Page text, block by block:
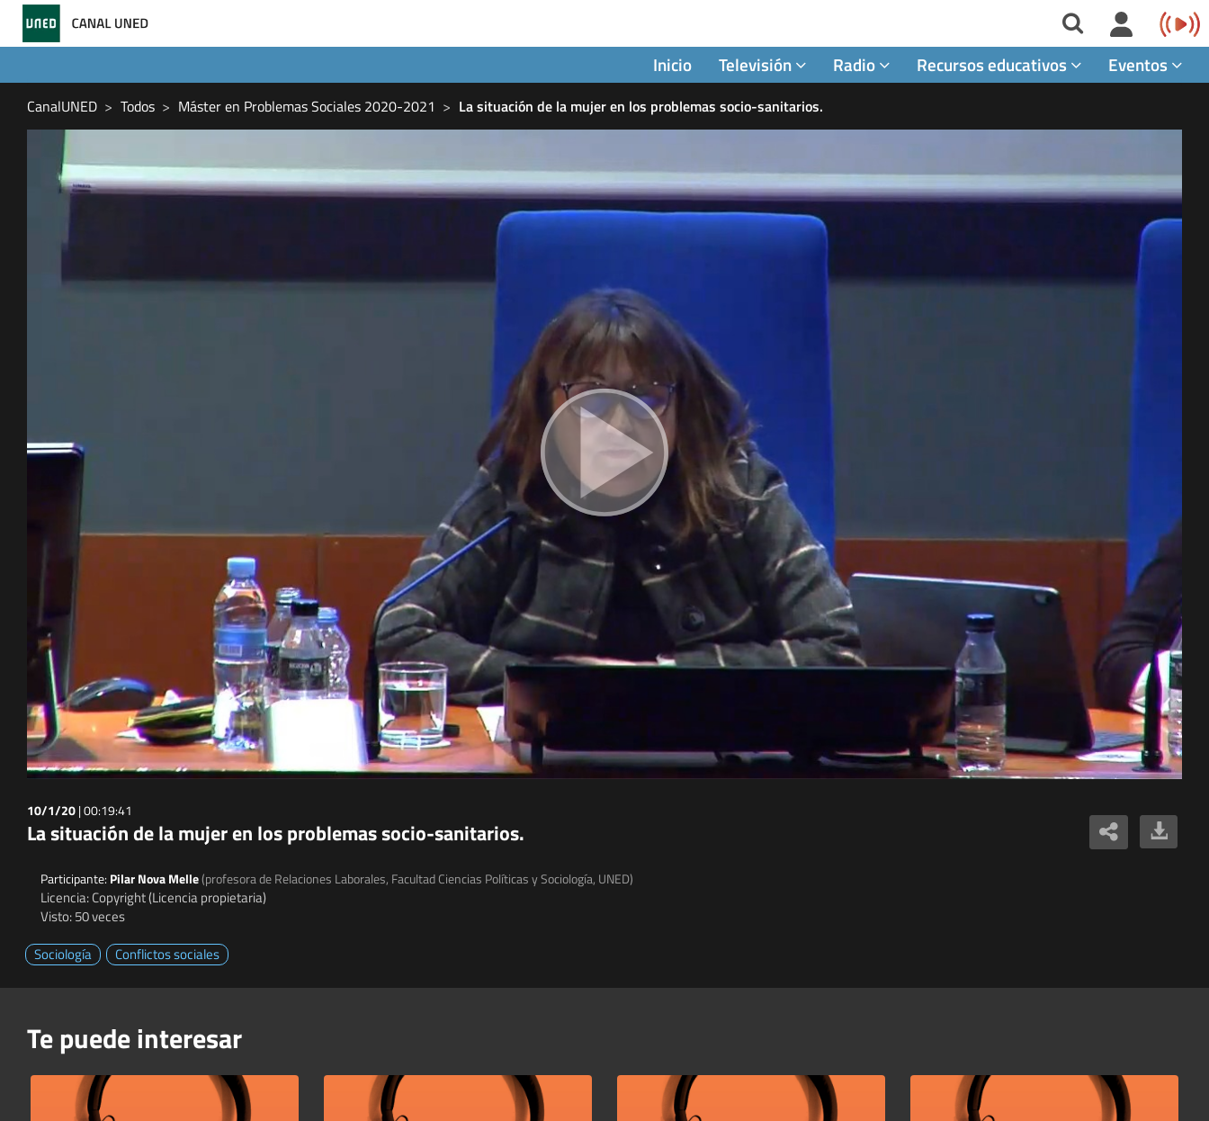
Inicio Televisión Radio Recursos educativos Eventos
CanalUNED Todos Máster en Problemas Sociales 2020-2021 La situación de la mujer en los problemas socio-sanitarios.
10/1/20|00:19:41
La situación de la mujer en los problemas socio-sanitarios.
Participante: Pilar Nova Melle(profesora de Relaciones Laborales, Facultad Ciencias Políticas y Sociología, UNED)
Licencia: Copyright (Licencia propietaria)
Visto: 50 veces
Sociología
Conflictos sociales
Te puede interesar